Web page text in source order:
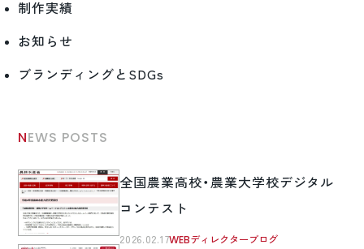
制作実績
お知らせ
ブランディングとSDGs
NEWS POSTS
全国農業高校・農業大学校デジタル
コンテスト
2026.02.17WEBディレクターブログ